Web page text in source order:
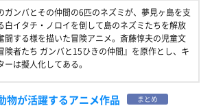
ガンバとその仲間の6匹のネズミが、夢見ヶ島を支
白イタチ・ノロイを倒して島のネズミたちを解放
闘する様を描いた冒険アニメ。斎藤惇夫の児童文
険者たち ガンバと15ひきの仲間』を原作とし、キ
ーは擬人化してある。
物が活躍するアニメ作品 まとめ